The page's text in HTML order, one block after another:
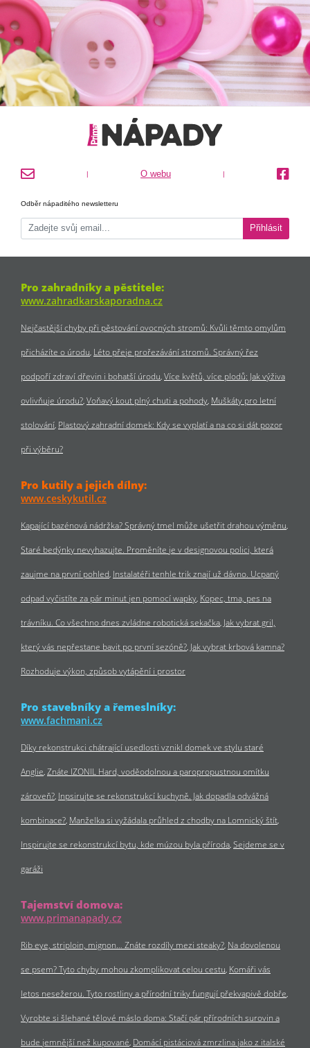
| O webu |
Odběr nápaditého newsletteru
Přihlásit
Pro zahradníky a pěstitele:
www.zahradkarskaporadna.cz
Nejčastější chyby při pěstování ovocných stromů: Kvůli těmto omylům
přicházíte o úrodu Léto přeje prořezávání stromů. Správný řez
podpoří zdraví dřevin i bohatší úrodu Více květů, více plodů: Jak výživa
ovlivňuje úrodu? Voňavý kout plný chuti a pohody Muškáty pro letní
stolování Plastový zahradní domek: Kdy se vyplatí a na co si dát pozor
při výběru?
Pro kutily a jejich dílny:
www.ceskykutil.cz
Kapající bazénová nádržka? Správný tmel může ušetřit drahou výměnu
Staré bedýnky nevyhazujte. Proměníte je v designovou polici, která
zaujme na první pohled Instalatéři tenhle trik znají už dávno. Ucpaný
odpad vyčistíte za pár minut jen pomocí wapky Kopec, tma, pes na
trávníku. Co všechno dnes zvládne robotická sekačka Jak vybrat gril,
který vás nepřestane bavit po první sezóně? Jak vybrat krbová kamna?
Rozhoduje výkon, způsob vytápění i prostor
Pro stavebníky a řemeslníky:
www.fachmani.cz
Díky rekonstrukci chátrající usedlosti vznikl domek ve stylu staré
Anglie Znáte IZONIL Hard, voděodolnou a paropropustnou omítku
zároveň? Inpsirujte se rekonstrukcí kuchyně. Jak dopadla odvážná
kombinace? Manželka si vyžádala průhled z chodby na Lomnický štít
Inspirujte se rekonstrukcí bytu, kde múzou byla příroda Sejdeme se v
garáži
Tajemství domova:
www.primanapady.cz
Rib eye, striploin, mignon… Znáte rozdíly mezi steaky? Na dovolenou
se psem? Tyto chyby mohou zkomplikovat celou cestu Komáři vás
letos nesežerou. Tyto rostliny a přírodní triky fungují překvapivě dobře
Vyrobte si šlehané tělové máslo doma: Stačí pár přírodních surovin a
bude jemnější než kupované Domácí pistáciová zmrzlina jako z italské